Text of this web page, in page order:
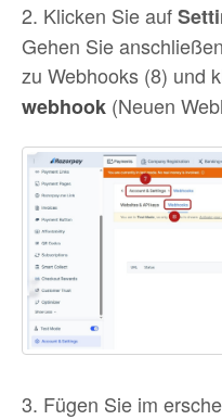
2. Klicken Sie auf
Gehen Sie
zu Webhooks (8) und
webhook (Neuen
3. Fügen Sie im